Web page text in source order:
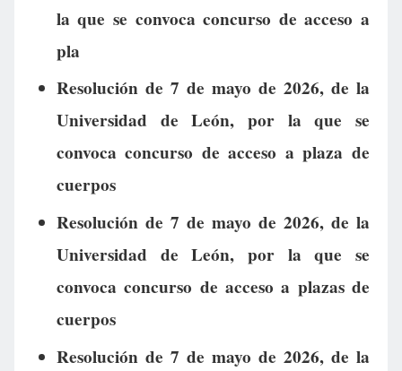
la que se convoca concurso de acceso a
pla
Resolución de 7 de mayo de 2026, de la
Universidad de León, por la que se
convoca concurso de acceso a plaza de
cuerpos
Resolución de 7 de mayo de 2026, de la
Universidad de León, por la que se
convoca concurso de acceso a plazas de
cuerpos
Resolución de 7 de mayo de 2026, de la